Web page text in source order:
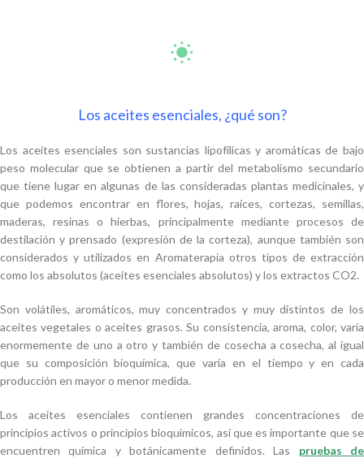
Los aceites esenciales, ¿qué son?
Los aceites esenciales son sustancias lipofílicas y aromáticas de bajo
peso molecular que se obtienen a partir del metabolismo secundario
que tiene lugar en algunas de las consideradas plantas medicinales, y
que podemos encontrar en flores, hojas, raíces, cortezas, semillas,
maderas, resinas o hierbas, principalmente mediante procesos de
destilación y prensado (expresión de la corteza), aunque también son
considerados y utilizados en Aromaterapia otros tipos de extracción
como los absolutos (aceites esenciales absolutos) y los extractos CO2.
Son volátiles, aromáticos, muy concentrados y muy distintos de los
aceites vegetales o aceites grasos. Su consistencia, aroma, color, varía
enormemente de uno a otro y también de cosecha a cosecha, al igual
que su composición bioquímica, que varía en el tiempo y en cada
producción en mayor o menor medida.
Los aceites esenciales contienen grandes concentraciones de
principios activos o principios bioquímicos, así que es importante que se
encuentren química y botánicamente definidos. Las
pruebas de